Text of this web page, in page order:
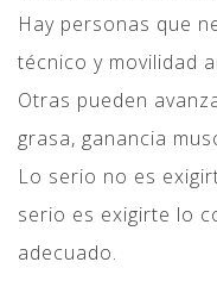
Hay personas que
técnico y movilidad
Otras pueden
grasa, ganancia
Lo serio no es
serio es exigirte lo
adecuado.